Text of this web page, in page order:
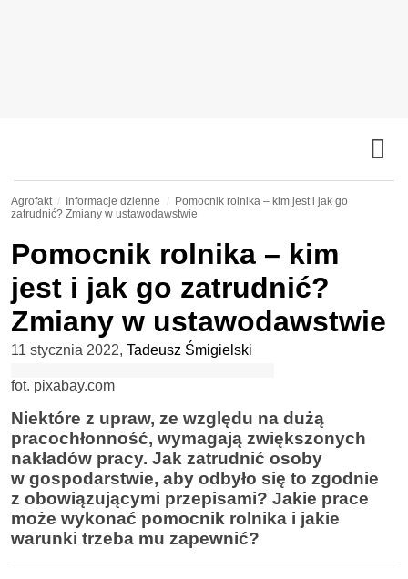
Agrofakt Informacje dzienne
Pomocnik rolnika – kim jest i jak go
zatrudnić? Zmiany w ustawodawstwie
Pomocnik rolnika – kim
jest i jak go zatrudnić?
Zmiany w ustawodawstwie
11 stycznia 2022, Tadeusz Śmigielski
fot. pixabay.com
Niektóre z upraw, ze względu na dużą
pracochłonność, wymagają zwiększonych
nakładów pracy. Jak zatrudnić osoby
w gospodarstwie, aby odbyło się to zgodnie
z obowiązującymi przepisami? Jakie prace
może wykonać pomocnik rolnika i jakie
warunki trzeba mu zapewnić?